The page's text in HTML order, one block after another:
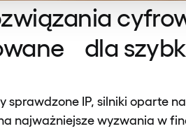
dla
sprawdzone IP, silniki oparte
najważniejsze wyzwania w